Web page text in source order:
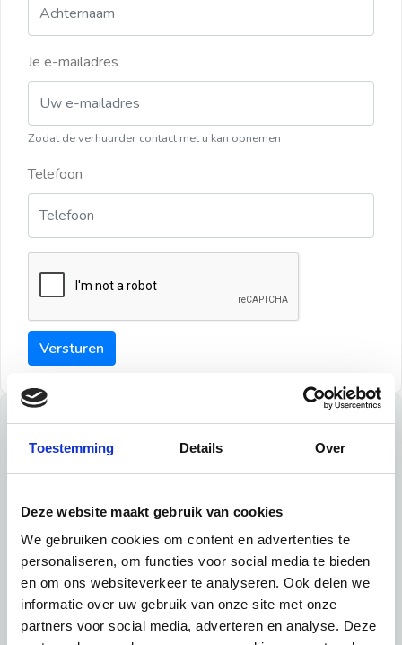
Toestemming Details Over
Deze website maakt gebruik van cookies
We gebruiken cookies om content en advertenties te
personaliseren, om functies voor social media te bieden
en om ons websiteverkeer te analyseren. Ook delen we
informatie over uw gebruik van onze site met onze
partners voor social media, adverteren en analyse. Deze
Je e-mailadres
Zodat de verhuurder contact met u kan opnemen
Telefoon
Versturen
Tips
Tip 1:
Schrijf een duidelijke introductie en geef de volgende
informatie mee:
Ben je student, werkachtig of werkzoekend